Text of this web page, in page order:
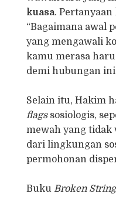
kuasa. Pertanyaan
“Bagaimana awal
yang mengawali
kamu merasa
demi hubungan
Selain itu, Hakim
flagssosiologis,
mewah yang tidak
dari lingkungan
permohonan
Buku Broken